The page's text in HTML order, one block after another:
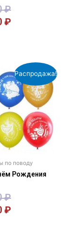
₽
₽
Распродажа!
по поводу
Рождения
₽
₽